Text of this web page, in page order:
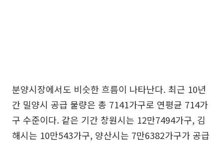
분양시장에서도 비슷한 흐름이 나타난다. 최근 10년
간 밀양시 공급 물량은 총 7141가구로 연평균 714가
구 수준이다. 같은 기간 창원시는 12만7494가구, 김
해시는 10만543가구, 양산시는 7만6382가구가 공급